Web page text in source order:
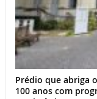
Prédio que abriga
100 anos com